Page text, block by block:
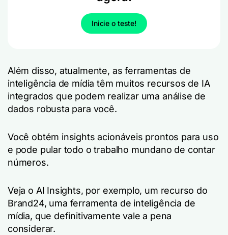
Inicie o teste!
Além disso, atualmente, as ferramentas de
inteligência de mídia têm muitos recursos de IA
integrados que podem realizar uma análise de
dados robusta para você.
Você obtém insights acionáveis prontos para uso
e pode pular todo o trabalho mundano de contar
números.
Veja o AI Insights, por exemplo, um recurso do
Brand24, uma ferramenta de inteligência de
mídia, que definitivamente vale a pena
considerar.